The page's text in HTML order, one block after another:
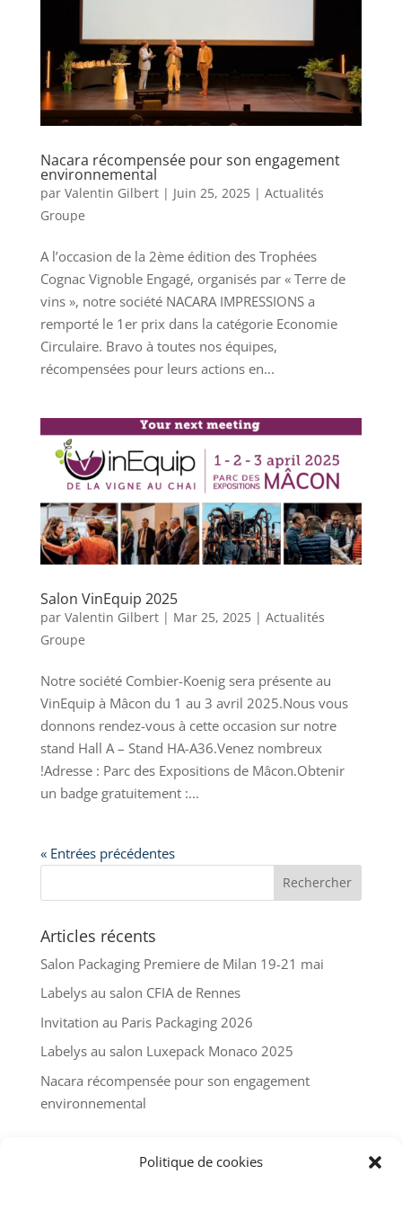
Politique de cookies
Nacara récompensée pour son engagement
environnemental
par Valentin Gilbert| Juin 25, 2025| Actualités
Groupe
A l’occasion de la 2ème édition des Trophées
Cognac Vignoble Engagé, organisés par « Terre de
vins », notre société NACARA IMPRESSIONS a
remporté le 1er prix dans la catégorie Economie
Circulaire. Bravo à toutes nos équipes,
récompensées pour leurs actions en...
Salon VinEquip 2025
par Valentin Gilbert| Mar 25, 2025| Actualités
Groupe
Notre société Combier-Koenig sera présente au
VinEquip à Mâcon du 1 au 3 avril 2025.Nous vous
donnons rendez-vous à cette occasion sur notre
stand Hall A – Stand HA-A36.Venez nombreux
!Adresse : Parc des Expositions de Mâcon.Obtenir
un badge gratuitement :...
« Entrées précédentes
Articles récents
Salon Packaging Premiere de Milan 19-21 mai
Labelys au salon CFIA de Rennes
Invitation au Paris Packaging 2026
Labelys au salon Luxepack Monaco 2025
Nacara récompensée pour son engagement
environnemental